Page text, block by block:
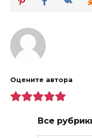
Оцените автора
Все